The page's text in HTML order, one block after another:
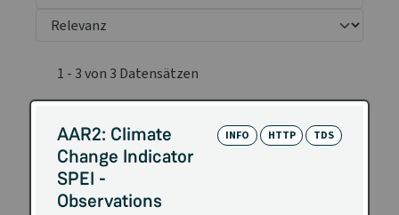
1 - 3 von 3 Datensätzen
AAR2: Climate
Change Indicator
SPEI -
Observations
INFO HTTP TDS